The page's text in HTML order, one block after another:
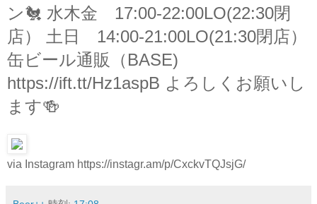
ン🐔 水木金 17:00-22:00LO(22:30閉
店） 土日 14:00-21:00LO(21:30閉店）
缶ビール通販（BASE)
https://ift.tt/Hz1aspB よろしくお願いし
ます🍻
via Instagram https://instagr.am/p/CxckvTQJsjG/